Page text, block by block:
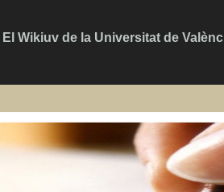
El Wikiuv de la Universitat de